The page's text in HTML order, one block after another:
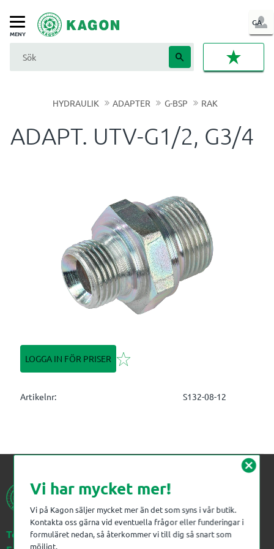
Meny
GA
IN
HYDRAULIK ADAPTER G-BSP RAK
ADAPT. UTV-G1/2, G3/4
LOGGA IN FÖR PRISER Lägg till i favoriter
Artikelnr S132-08-12
Telefon:023-383 18 00
cancel
Vi har mycket mer!
Vi på Kagon säljer mycket mer än det som syns i vår butik.
Kontakta oss gärna vid eventuella frågor eller funderingar i
formuläret nedan, så återkommer vi till dig så snart som
möjligt.